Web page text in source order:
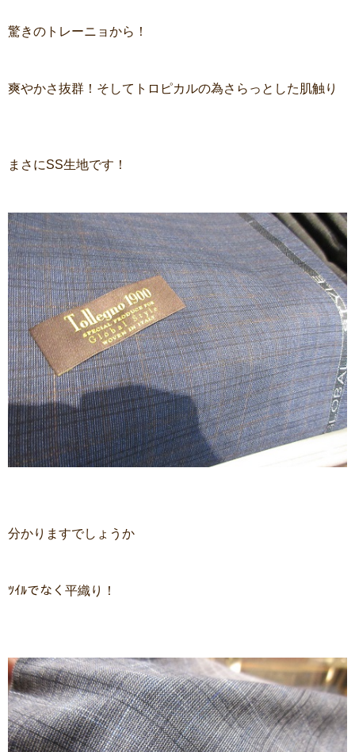
驚きのトレーニョから！
爽やかさ抜群！そしてトロピカルの為さらっとした肌触り
まさにSS生地です！
分かりますでしょうか
ﾂｲﾙでなく平織り！